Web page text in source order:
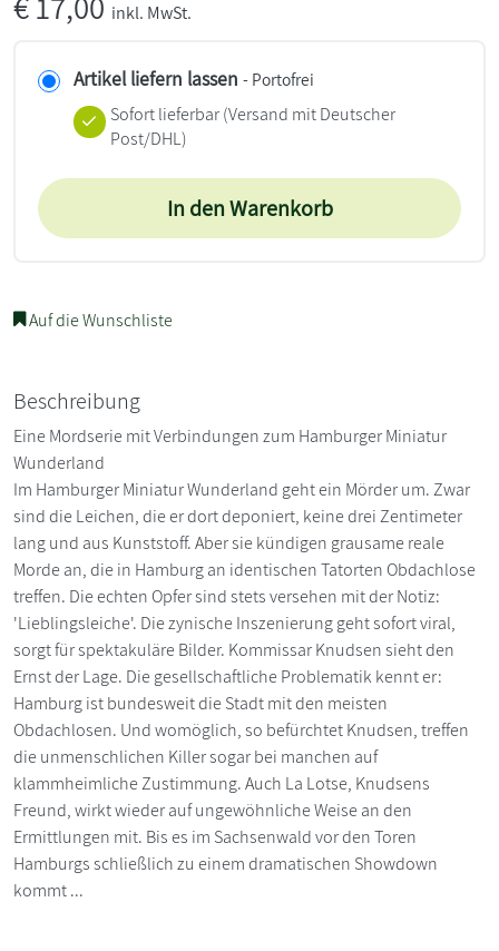
inkl. MwSt.
Artikel liefern lassen - Portofrei
Sofort lieferbar(Versand mit Deutscher
Post/DHL)
In den Warenkorb
Auf die Wunschliste
Beschreibung
Eine Mordserie mit Verbindungen zum Hamburger Miniatur
Wunderland
Im Hamburger Miniatur Wunderland geht ein Mörder um. Zwar
sind die Leichen, die er dort deponiert, keine drei Zentimeter
lang und aus Kunststoff. Aber sie kündigen grausame reale
Morde an, die in Hamburg an identischen Tatorten Obdachlose
treffen. Die echten Opfer sind stets versehen mit der Notiz:
'Lieblingsleiche'. Die zynische Inszenierung geht sofort viral,
sorgt für spektakuläre Bilder. Kommissar Knudsen sieht den
Ernst der Lage. Die gesellschaftliche Problematik kennt er:
Hamburg ist bundesweit die Stadt mit den meisten
Obdachlosen. Und womöglich, so befürchtet Knudsen, treffen
die unmenschlichen Killer sogar bei manchen auf
klammheimliche Zustimmung. Auch La Lotse, Knudsens
Freund, wirkt wieder auf ungewöhnliche Weise an den
Ermittlungen mit. Bis es im Sachsenwald vor den Toren
Hamburgs schließlich zu einem dramatischen Showdown
kommt ...